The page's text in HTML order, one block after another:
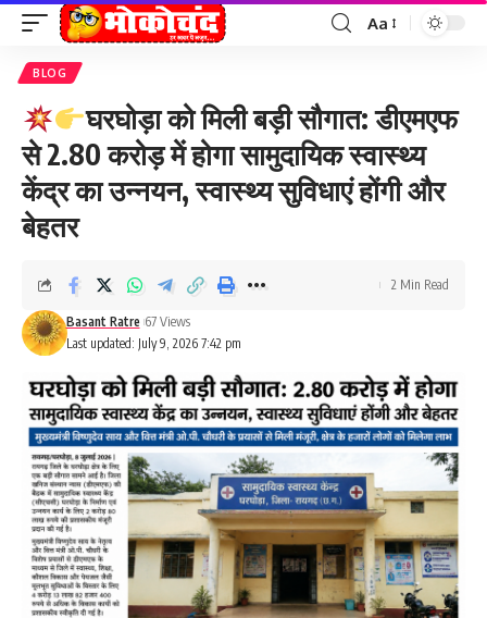
Font
Aa
BLOG
घरघोड़ा को मिली बड़ी सौगात: डीएमएफ
से 2.80 करोड़ में होगा सामुदायिक स्वास्थ्य
केंद्र का उन्नयन, स्वास्थ्य सुविधाएं होंगी और
बेहतर
Last updated: July 9, 2026 7:42 pm
Basant Ratre 67 Views
2 Min Read